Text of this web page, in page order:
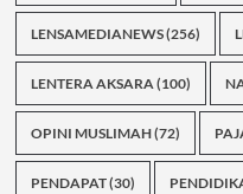
LENSAMEDIANEWS(256)
LENTERA AKSARA(100)
OPINI MUSLIMAH(72)
PENDAPAT(30)